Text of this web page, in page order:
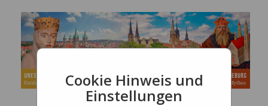
Cookie Hinweis und
Einstellungen